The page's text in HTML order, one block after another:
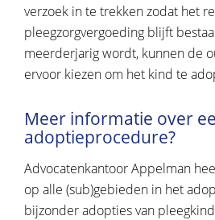
verzoek in te trekken zodat het
pleegzorgvergoeding blijft
meerderjarig wordt, kunnen de
ervoor kiezen om het kind te
Meer informatie over
adoptieprocedure?
Advocatenkantoor Appelman
op alle (sub)gebieden in het
bijzonder adopties van